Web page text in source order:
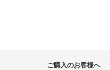
ご購入のお客様へ